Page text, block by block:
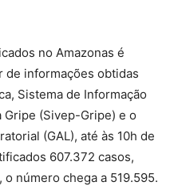
no Amazonas é
de informações obtidas
Sistema de Informação
Gripe (Sivep-Gripe) e o
(GAL), até às 10h de
607.372 casos,
número chega a 519.595.